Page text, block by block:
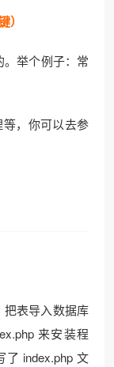
）
。举个例子：常
，你可以去参
表导入数据库
来安装程
index.php 文